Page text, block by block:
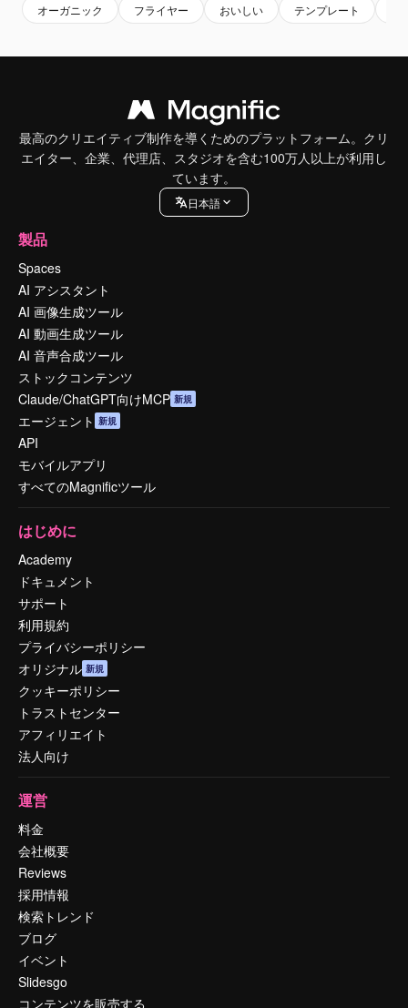
オーガニック フライヤー おいしい テンプレート
最高のクリエイティブ制作を導くためのプラットフォーム。クリ
エイター、企業、代理店、スタジオを含む100万人以上が利用し
ています。
日本語
製品
Spaces
AI アシスタント
AI 画像生成ツール
AI 動画生成ツール
AI 音声合成ツール
ストックコンテンツ
Claude/ChatGPT向けMCP 新規
エージェント 新規
API
モバイルアプリ
すべてのMagnificツール
はじめに
Academy
ドキュメント
サポート
利用規約
プライバシーポリシー
オリジナル 新規
クッキーポリシー
トラストセンター
アフィリエイト
法人向け
運営
料金
会社概要
Reviews
採用情報
検索トレンド
ブログ
イベント
Slidesgo
コンテンツを販売する